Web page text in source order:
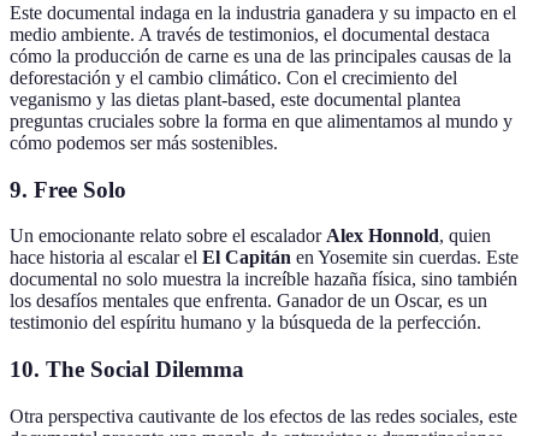
Este documental indaga en la industria ganadera y su impacto en el
medio ambiente. A través de testimonios, el documental destaca
cómo la producción de carne es una de las principales causas de la
deforestación y el cambio climático. Con el crecimiento del
veganismo y las dietas plant-based, este documental plantea
preguntas cruciales sobre la forma en que alimentamos al mundo y
cómo podemos ser más sostenibles.
9. Free Solo
Un emocionante relato sobre el escalador Alex Honnold, quien
hace historia al escalar el El Capitán en Yosemite sin cuerdas. Este
documental no solo muestra la increíble hazaña física, sino también
los desafíos mentales que enfrenta. Ganador de un Oscar, es un
testimonio del espíritu humano y la búsqueda de la perfección.
10. The Social Dilemma
Otra perspectiva cautivante de los efectos de las redes sociales, este